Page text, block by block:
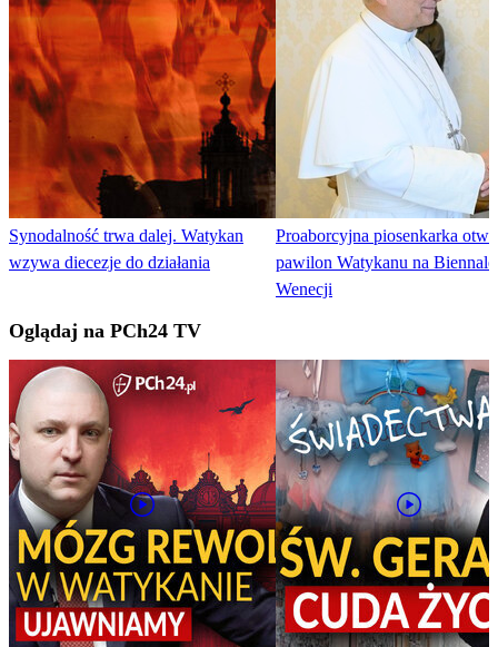
Synodalność trwa dalej. Watykan
wzywa diecezje do działania
Proaborcyjna piosenkarka
pawilon Watykanu na
Wenecji
Oglądaj na PCh24 TV